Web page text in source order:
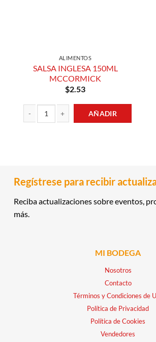
ALIMENTOS
SALSA INGLESA 150ML
MCCORMICK
$2.53
AÑADIR
Regístrese para recibir
Reciba actualizaciones sobre eventos,
más.
MI BODEGA
Nosotros
Contacto
Términos y Condiciones de
Política de Privacidad
Política de Cookies
Vendedores